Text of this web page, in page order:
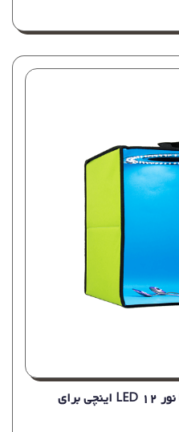
کیت نورپردازی چادری عکاسی با نور LED ۱۲ اینچی برای